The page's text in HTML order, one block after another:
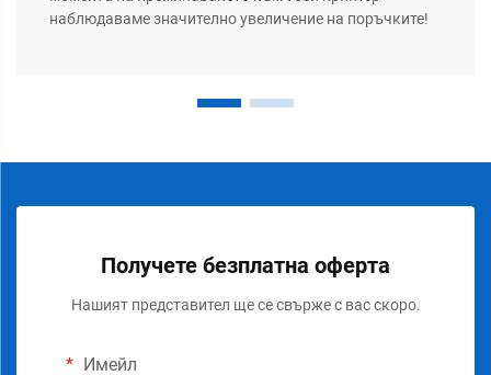
наблюдаваме значително увеличение на поръчките!
Получете безплатна оферта
Нашият представител ще се свърже с вас скоро.
Имейл